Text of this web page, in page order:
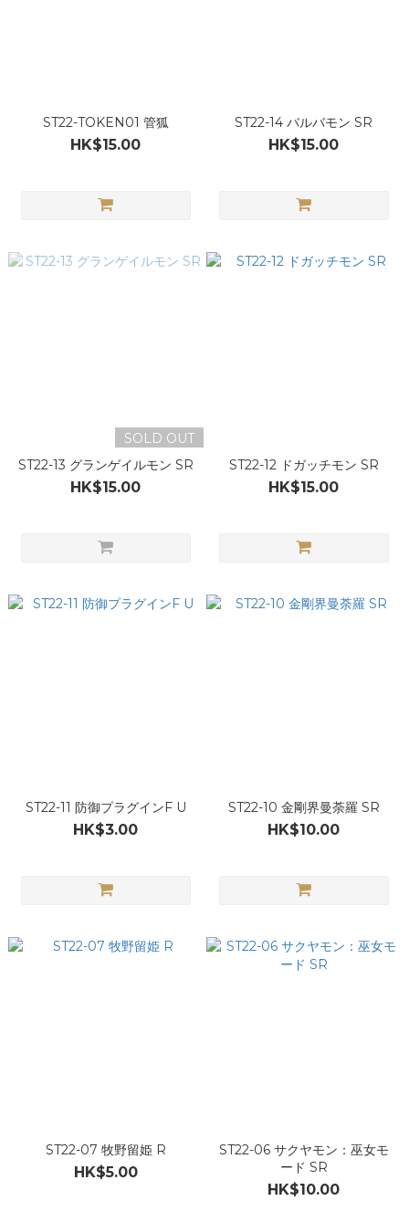
ST22-TOKEN01 管狐
HK$15.00
ST22-14 バルバモン SR
HK$15.00
SOLD OUT
ST22-13 グランゲイルモン SR
HK$15.00
ST22-12 ドガッチモン SR
HK$15.00
ST22-11 防御プラグインF U
HK$3.00
ST22-10 金剛界曼荼羅 SR
HK$10.00
ST22-07 牧野留姫 R
HK$5.00
ST22-06 サクヤモン：巫女モ
ード SR
HK$10.00